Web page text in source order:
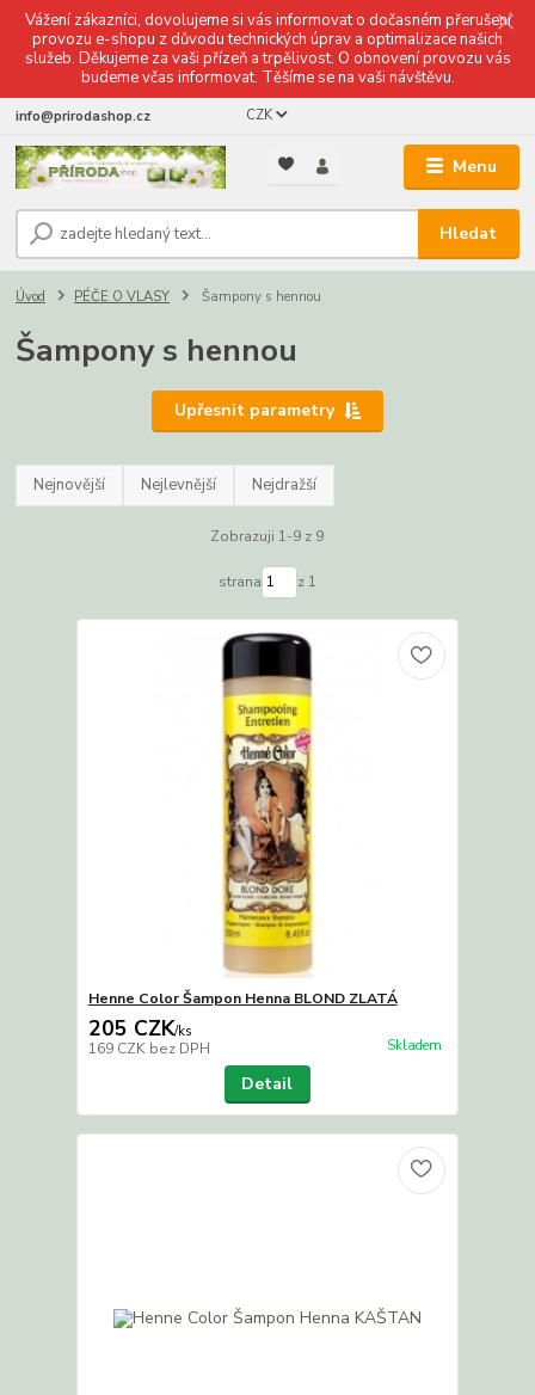
Vážení zákazníci, dovolujeme si vás informovat o dočasném přerušení
provozu e-shopu z důvodu technických úprav a optimalizace našich
služeb. Děkujeme za vaši přízeň a trpělivost. O obnovení provozu vás
budeme včas informovat. Těšíme se na vaši návštěvu.
Menu
CZK
Hledat
info@prirodashop.cz
Úvod PÉČE O VLASY Šampony s hennou
Šampony s hennou
Upřesnit parametry
Nejnovější Nejlevnější Nejdražší
Zobrazuji 1-9 z 9
strana z 1
Henne Color Šampon Henna BLOND ZLATÁ
205 CZK/ks
169 CZK bez DPH Skladem
Detail